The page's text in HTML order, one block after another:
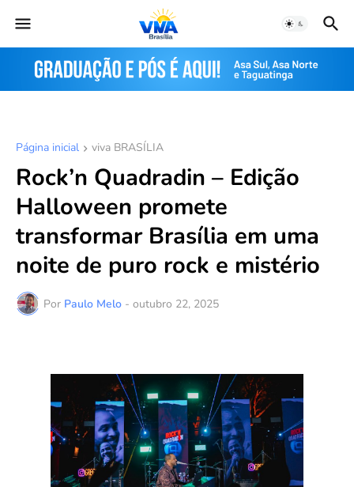
Página inicial viva BRASÍLIA
Rock’n Quadradin – Edição
Halloween promete
transformar Brasília em uma
noite de puro rock e mistério
Por Paulo Melo - outubro 22, 2025